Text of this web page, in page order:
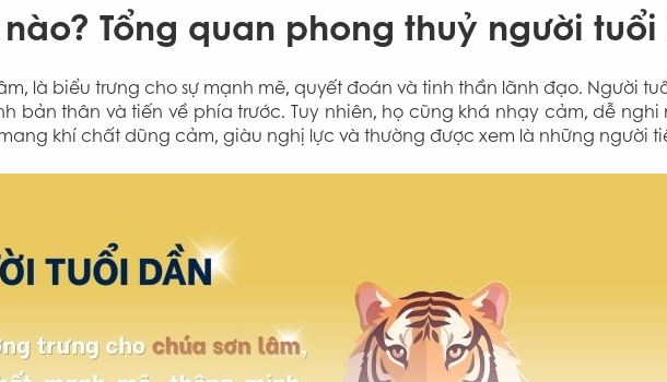
Tổng quan phong thuỷ người tuổi
là biểu trưng cho sự mạnh mẽ, quyết đoán và tinh thần lãnh đạo. Người
bản thân và tiến về phía trước. Tuy nhiên, họ cũng khá nhạy cảm, dễ
khí chất dũng cảm, giàu nghị lực và thường được xem là những người